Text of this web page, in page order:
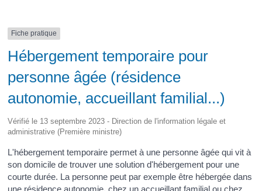
Fiche pratique
Hébergement temporaire pour
personne âgée (résidence
autonomie, accueillant familial...)
Vérifié le 13 septembre 2023 - Direction de l'information légale et
administrative (Première ministre)
L'hébergement temporaire permet à une personne âgée qui vit à
son domicile de trouver une solution d'hébergement pour une
courte durée. La personne peut par exemple être hébergée dans
une résidence autonomie, chez un accueillant familial ou chez